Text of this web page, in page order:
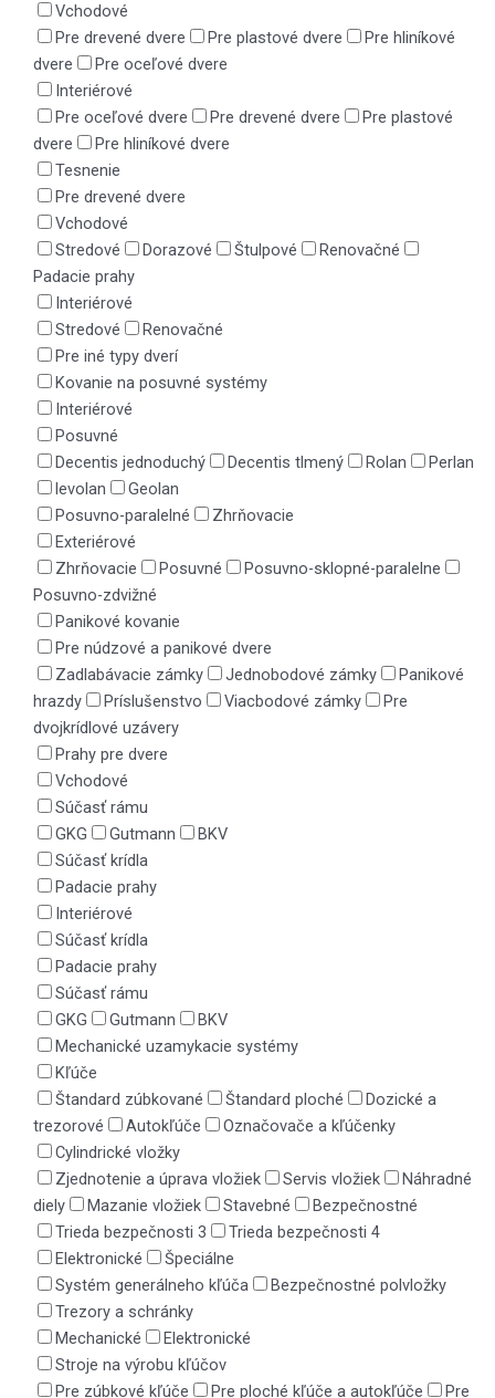
Vchodové
Pre drevené dvere
Pre plastové dvere
Pre hliníkové
dvere
Pre oceľové dvere
Interiérové
Pre oceľové dvere
Pre drevené dvere
Pre plastové
dvere
Pre hliníkové dvere
Tesnenie
Pre drevené dvere
Vchodové
Stredové
Dorazové Štulpové
Renovačné
Padacie prahy
Interiérové
Stredové
Renovačné
Pre iné typy dverí
Kovanie na posuvné systémy
Interiérové
Posuvné
Decentis jednoduchý
Decentis tlmený Rolan
Perlan
levolan
Geolan
Posuvno-paralelné
Zhrňovacie
Exteriérové
Zhrňovacie
Posuvné
Posuvno-sklopné-paralelne
Posuvno-zdvižné
Panikové kovanie
Pre núdzové a panikové dvere
Zadlabávacie zámky
Jednobodové zámky
Panikové
hrazdy
Príslušenstvo Viacbodové zámky
Pre
dvojkrídlové uzávery
Prahy pre dvere
Vchodové
Súčasť rámu
GKG
Gutmann
BKV
Súčasť krídla
Padacie prahy
Interiérové
Súčasť krídla
Padacie prahy
Súčasť rámu
GKG
Gutmann
BKV
Mechanické uzamykacie systémy
Kľúče
Štandard zúbkované
Štandard ploché
Dozické a
trezorové
Autokľúče
Označovače a kľúčenky
Cylindrické vložky
Zjednotenie a úprava vložiek
Servis vložiek
Náhradné
diely
Mazanie vložiek Stavebné
Bezpečnostné
Trieda bezpečnosti 3
Trieda bezpečnosti 4
Elektronické
Špeciálne
Systém generálneho kľúča
Bezpečnostné polvložky
Trezory a schránky
Mechanické
Elektronické
Stroje na výrobu kľúčov
Pre zúbkové kľúče
Pre ploché kľúče a autokľúče Pre